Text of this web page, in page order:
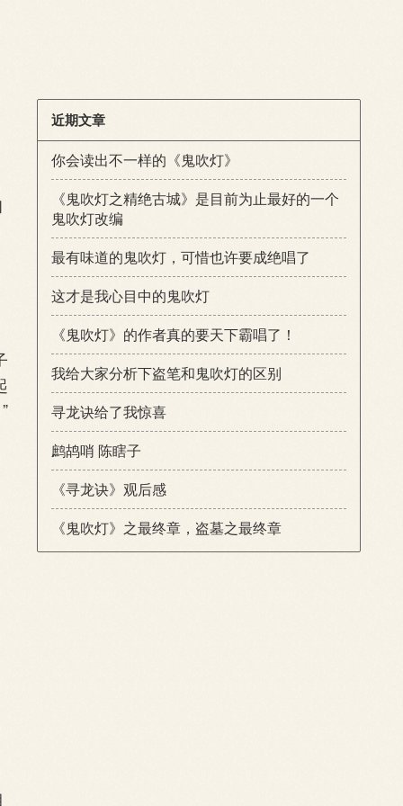
近期文章
你会读出不一样的《鬼吹灯》
《鬼吹灯之精绝古城》是目前为止最好的一个
鬼吹灯改编
最有味道的鬼吹灯，可惜也许要成绝唱了
这才是我心目中的鬼吹灯
《鬼吹灯》的作者真的要天下霸唱了！
我给大家分析下盗笔和鬼吹灯的区别
寻龙诀给了我惊喜
鹧鸪哨 陈瞎子
《寻龙诀》观后感
《鬼吹灯》之最终章，盗墓之最终章